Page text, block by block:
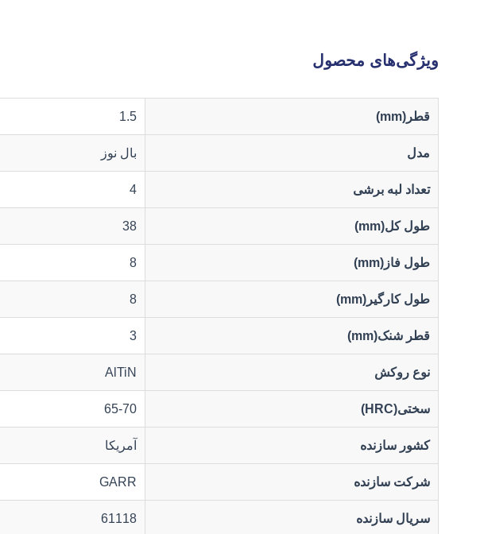
ویژگی‌های محصول
قطر(mm) 1.5
مدل بال نوز
تعداد لبه برشی 4
طول کل(mm) 38
طول فاز(mm) 8
طول کارگیر(mm) 8
قطر شنک(mm) 3
نوع روکش AlTiN
سختی(HRC) 65-70
کشور سازنده آمریکا
شرکت سازنده GARR
سریال سازنده 61118